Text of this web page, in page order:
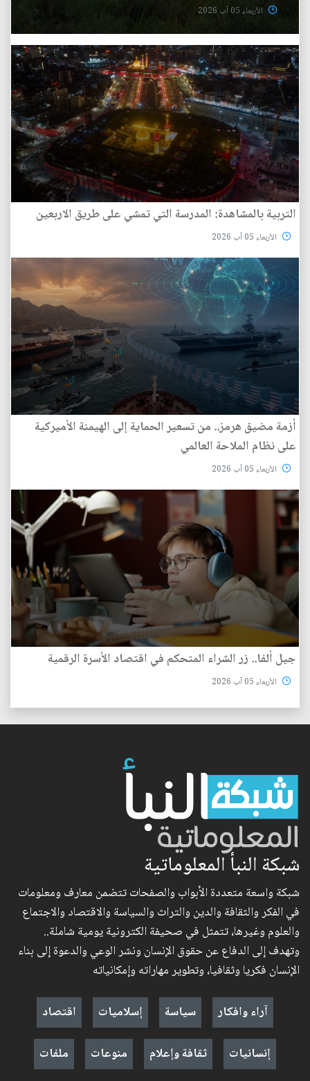
الأربعاء 05 آب 2026
التربية بالمشاهدة: المدرسة التي تمشي على طريق الاربعين
الأربعاء 05 آب 2026
أزمة مضيق هرمز.. من تسعير الحماية إلى الهيمنة الأميركية
على نظام الملاحة العالمي
الأربعاء 05 آب 2026
جيل ألفا.. زر الشراء المتحكم في اقتصاد الأسرة الرقمية
الأربعاء 05 آب 2026
شبكة النبأ المعلوماتية
شبكة واسعة متعددة الأبواب والصفحات تتضمن معارف ومعلومات
في الفكر والثقافة والدين والتراث والسياسة والاقتصاد والاجتماع
والعلوم وغيرها، تتمثل في صحيفة الكترونية يومية شاملة..
وتهدف إلى الدفاع عن حقوق الإنسان ونشر الوعي والدعوة إلى بناء
الإنسان فكريا وثقافيا، وتطوير مهاراته وإمكانياته
آراء وافكار
سياسة إسلاميات
اقتصاد
إنسانيات
ثقافة وإعلام منوعات ملفات